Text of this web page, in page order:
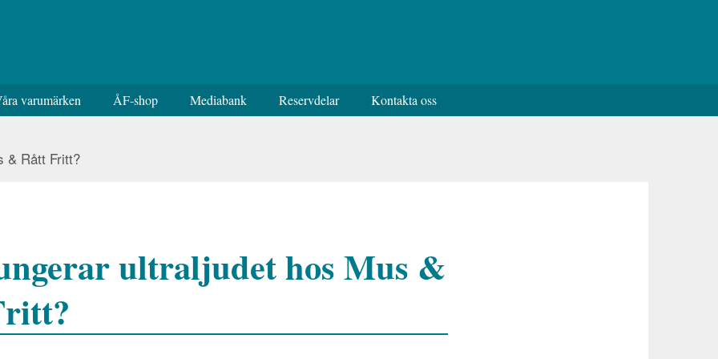
varumärken ÅF-shop Mediabank Reservdelar Kontakta oss
& Rått Fritt?
ultraljudet hos Mus &